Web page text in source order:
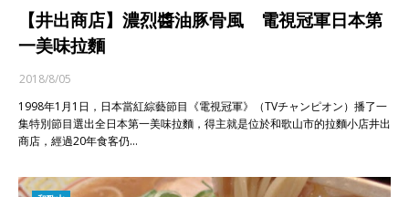
【井出商店】濃烈醬油豚骨風 電視冠軍日本第
一美味拉麵
2018/8/05
1998年1月1日，日本當紅綜藝節目《電視冠軍》（TVチャンピオン）播了一
集特別節目選出全日本第一美味拉麵，得主就是位於和歌山市的拉麵小店井出
商店，經過20年食客仍…